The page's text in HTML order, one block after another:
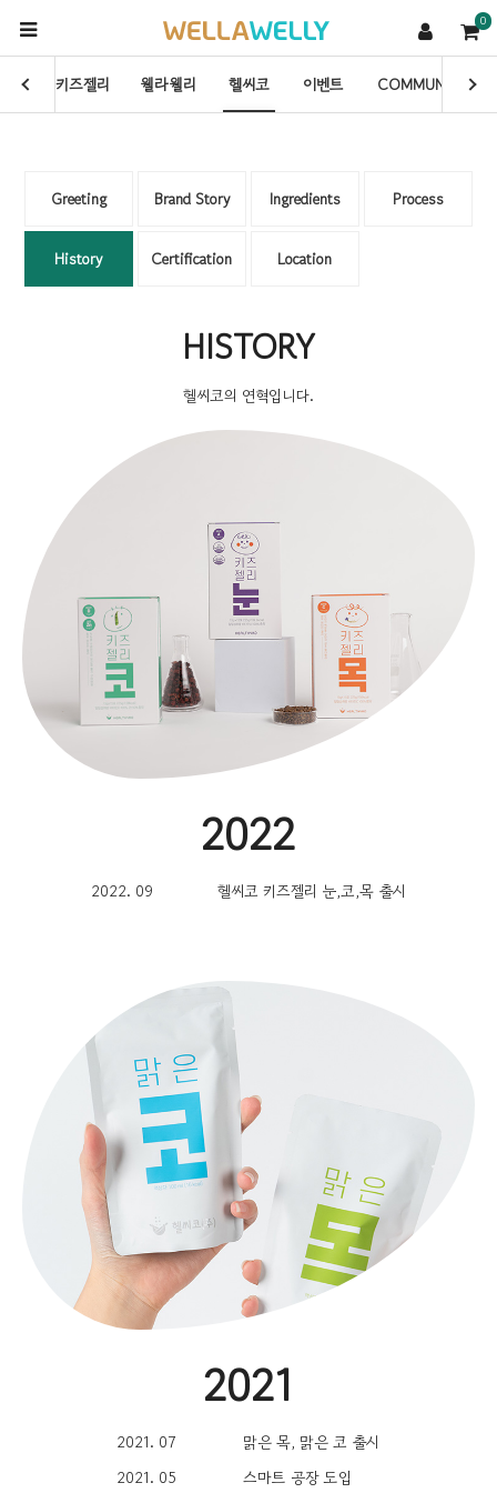
0
키즈젤리 웰라웰리 헬씨코 이벤트 COMMUNITY
Greeting Brand Story Ingredients Process
History Certification Location
HISTORY
헬씨코의 연혁입니다.
2022
2022. 09 헬씨코 키즈젤리 눈,코,목 출시
2021
2021. 07
맑은 목, 맑은 코 출시
2021. 05
스마트 공장 도입